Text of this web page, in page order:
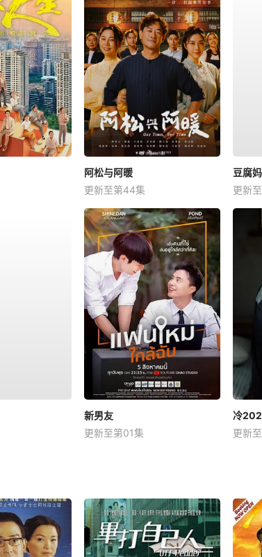
阿松与阿暖
更新至第44集
豆腐
更新
新男友
更新至第01集
冷
更新